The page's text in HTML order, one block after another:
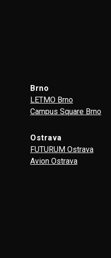
Brno
LETMO Brno
Campus Square Brno
Ostrava
FUTURUM Ostrava
Avion Ostrava